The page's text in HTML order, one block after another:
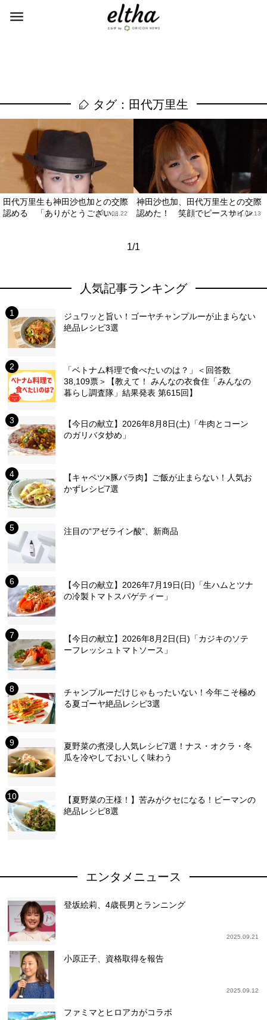
タグ：田代万里生
田代万里生も神田沙也加との交際
認める 「ありがとうござい...
2011.08.22
神田沙也加、田代万里生との交際
認めた！ 笑顔でピースサイン
2011.08.13
1/1
人気記事ランキング
ジュワッと旨い！ゴーヤチャンプルーが止まらない
絶品レシピ3選
「ベトナム料理で食べたいのは？」＜回答数
38,109票＞【教えて！ みんなの衣食住「みんなの
暮らし調査隊」結果発表 第615回】
【今日の献立】2026年8月8日(土)「牛肉とコーン
のガリバタ炒め」
【キャベツ×豚バラ肉】ご飯が止まらない！人気お
かずレシピ7選
注目の“アゼライン酸”、新商品
【今日の献立】2026年7月19日(日)「生ハムとツナ
の冷製トマトスパゲティー」
【今日の献立】2026年8月2日(日)「カジキのソテ
ーフレッシュトマトソース」
チャンプルーだけじゃもったいない！今年こそ極め
る夏ゴーヤ絶品レシピ3選
夏野菜の煮浸し人気レシピ7選！ナス・オクラ・冬
瓜を冷やしておいしく味わう
【夏野菜の王様！】苦みがクセになる！ピーマンの
絶品レシピ8選
エンタメニュース
登坂絵莉、4歳長男とランニング
2025.09.21
小原正子、資格取得を報告
2025.09.12
ファミマとヒロアカがコラボ